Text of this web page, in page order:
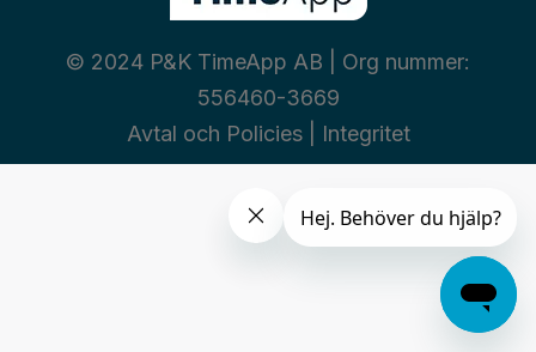
© 2024 P&K TimeApp AB | Org nummer:
556460-3669
Avtal och Policies| Integritet